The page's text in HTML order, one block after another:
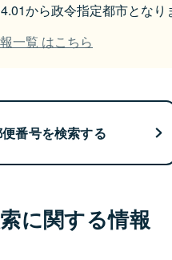
から政令指定都市となり
一覧 はこちら
番号を検索する
に関する情報